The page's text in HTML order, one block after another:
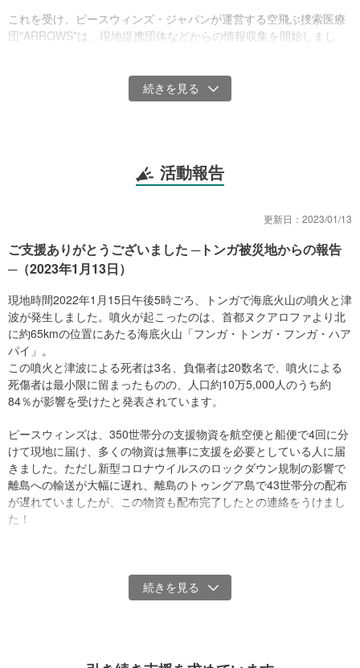
これを受け、ピースウィンズ・ジャパンが運営する空飛ぶ捜索医療
団"ARROWS"は、現地提携団体などからの情報収集を開始しまし
の代表と連絡を取ることができました。現地団体代表によると、ト
ンガにいる団体スタッフとは噴火以降連絡が取れておらず、安否も
が挙げられています。
被災地域での食料、水、医薬品、衛生用品、避難所などの緊急支援
に活用します。
また緊急支援後は、地域主導の長期的な復旧・復興支援を支援しま
す。
被災地に、皆様のあたたかいご支援をお願いいたします。
現地はCOVID-19の影響でロックダウンが続いていたため、ロックダ
ウン中に配布が進まなかった物資の配布（離島も含めた）を進める
など支援活動を継続していますので、寄付受付期間を延長いたしま
す。（2022年7月6日更新）
寄付金の使い道
災者支援活動に使用します。
・その他被災地のニーズに応じた支援
活動報告
更新日： 2023/01/13
ご支援ありがとうございました ─トンガ被災地からの報告
─（2023年1月13日）
現地時間2022年1月15日午後5時ごろ、トンガで海底火山の噴火と津
波が発生しました。噴火が起こったのは、首都ヌクアロファより北
に約65kmの位置にあたる海底火山「フンガ・トンガ・フンガ・ハア
パイ」。
この噴火と津波による死者は3名、負傷者は20数名で、噴火による
死傷者は最小限に留まったものの、人口約10万5,000人のうち約
84％が影響を受けたと発表されています。
ピースウィンズは、350世帯分の支援物資を航空便と船便で4回に分
けて現地に届け、多くの物資は無事に支援を必要としている人に届
きました。ただし新型コロナウイルスのロックダウン規制の影響で
離島への輸送が大幅に遅れ、離島のトゥングア島で43世帯分の配布
が遅れていましたが、この物資も配布完了したとの連絡をうけまし
た！
社団法人BULAVITYの代表理事 曽根拓也氏から情報をいただきまし